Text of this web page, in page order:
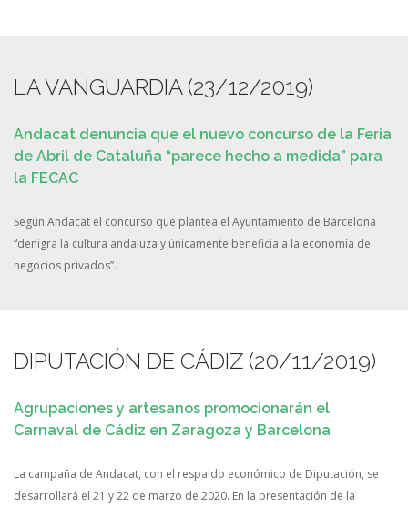
LA VANGUARDIA (23/12/2019)
Andacat denuncia que el nuevo concurso de la Feria
de Abril de Cataluña “parece hecho a medida” para
la FECAC
Según Andacat el concurso que plantea el Ayuntamiento de Barcelona
“denigra la cultura andaluza y únicamente beneficia a la economía de
negocios privados”.
DIPUTACIÓN DE CÁDIZ (20/11/2019)
Agrupaciones y artesanos promocionarán el
Carnaval de Cádiz en Zaragoza y Barcelona
La campaña de Andacat, con el respaldo económico de Diputación, se
desarrollará el 21 y 22 de marzo de 2020. En la presentación de la